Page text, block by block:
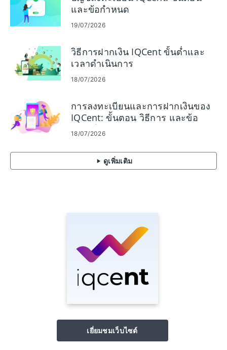
และข้อกำหนด
19/07/2026
วิธีการฝากเงิน IQCent ขั้นต่ำและ
เวลาดำเนินการ
18/07/2026
การลงทะเบียนและการฝากเงินของ
IQCent: ขั้นตอน วิธีการ และข้อ
จำกัดในการระดมทุน
18/07/2026
ดูเพิ่มเติม
เยี่ยมชมเว็บไซต์